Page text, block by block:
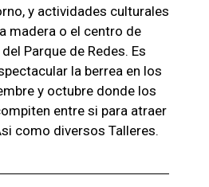
y actividades culturales
madera o el centro de
Parque de Redes. Es
la berrea en los
y octubre donde los
entre si para atraer
como diversos Talleres.